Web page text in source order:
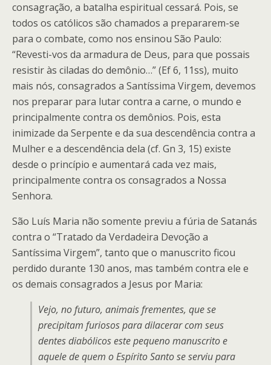
consagração, a batalha espiritual cessará. Pois, se
todos os católicos são chamados a prepararem-se
para o combate, como nos ensinou São Paulo:
“Revesti-vos da armadura de Deus, para que possais
resistir às ciladas do demônio…” (Ef 6, 11ss), muito
mais nós, consagrados a Santíssima Virgem, devemos
nos preparar para lutar contra a carne, o mundo e
principalmente contra os demônios. Pois, esta
inimizade da Serpente e da sua descendência contra a
Mulher e a descendência dela (cf. Gn 3, 15) existe
desde o princípio e aumentará cada vez mais,
principalmente contra os consagrados a Nossa
Senhora.
São Luís Maria não somente previu a fúria de Satanás
contra o “Tratado da Verdadeira Devoção a
Santíssima Virgem”, tanto que o manuscrito ficou
perdido durante 130 anos, mas também contra ele e
os demais consagrados a Jesus por Maria:
Vejo, no futuro, animais frementes, que se
precipitam furiosos para dilacerar com seus
dentes diabólicos este pequeno manuscrito e
aquele de quem o Espírito Santo se serviu para